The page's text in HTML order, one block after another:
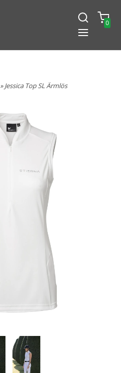
0
» Jessica Top SL Ärmlös